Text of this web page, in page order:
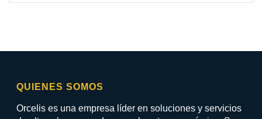
QUIENES SOMOS
Orcelis es una empresa líder en soluciones y servicios